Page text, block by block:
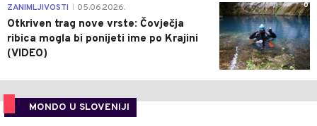
0
ZANIMLJIVOSTI 05.06.2026.
Otkriven trag nove vrste: Čovječja
ribica mogla bi ponijeti ime po Krajini
(VIDEO)
MONDO U SLOVENIJI